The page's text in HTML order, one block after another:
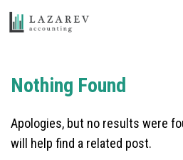
Nothing Found
Apologies, but no results were
will help find a related post.